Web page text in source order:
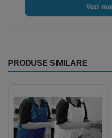
Vezi
PRODUSE SIMILARE